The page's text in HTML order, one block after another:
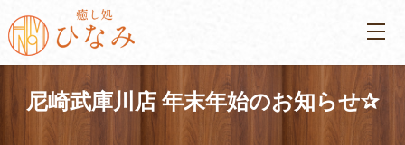
尼崎武庫川店 年末年始のお知らせ✰